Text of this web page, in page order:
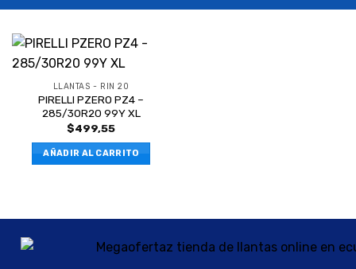
LLANTAS - RIN 20
PIRELLI PZERO PZ4 –
285/30R20 99Y XL
$499,55
AÑADIR AL CARRITO